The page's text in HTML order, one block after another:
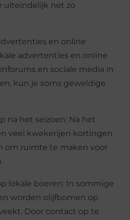
uiteindelijk net zo
en online
advertenties en online
en sociale media in
kun je soms geweldige
na het seizoen: Na het
veel kwekerijen kortingen
om ruimte te maken voor
lokale boeren: In sommige
worden olijfbomen op
Door contact op te